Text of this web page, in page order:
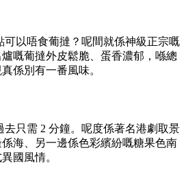
可以唔食葡撻？呢間就係神級正宗嘅
嘅葡撻外皮鬆脆、蛋香濃郁，喺總
係別有一番風味。
去只需 2 分鐘。呢度係著名港劇取景
海、另一邊係色彩繽紛嘅糖果色南
國風情。